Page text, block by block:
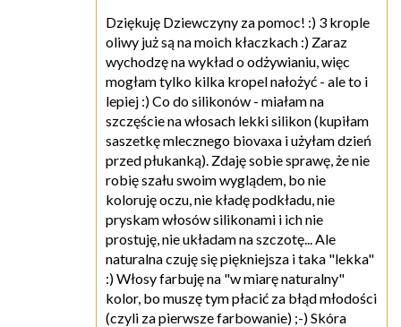
Dziękuję Dziewczyny za pomoc! :) 3 krople
oliwy już są na moich kłaczkach :) Zaraz
wychodzę na wykład o odżywianiu, więc
mogłam tylko kilka kropel nałożyć - ale to i
lepiej :) Co do silikonów - miałam na
szczęście na włosach lekki silikon (kupiłam
saszetkę mlecznego biovaxa i użyłam dzień
przed płukanką). Zdaję sobie sprawę, że nie
robię szału swoim wyglądem, bo nie
koloruję oczu, nie kładę podkładu, nie
pryskam włosów silikonami i ich nie
prostuję, nie układam na szczotę... Ale
naturalna czuję się piękniejsza i taka "lekka"
:) Włosy farbuję na "w miarę naturalny"
kolor, bo muszę tym płacić za błąd młodości
(czyli za pierwsze farbowanie) ;-) Skóra